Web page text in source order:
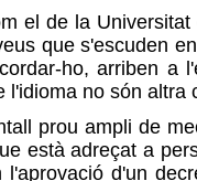
el de la
que s'escuden
ho, arriben a
no són
prou ampli de
està adreçat a
l'aprovació d'un